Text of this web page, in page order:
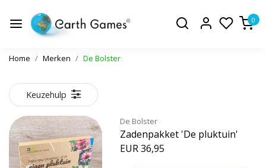
0
Home Merken De Bolster
Keuzehulp
De Bolster
Zadenpakket 'De pluktuin'
EUR 36,95